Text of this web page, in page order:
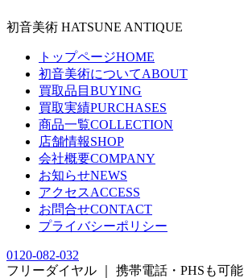
初音美術 HATSUNE ANTIQUE
トップページHOME
初音美術についてABOUT
買取品目 BUYING
買取実績PURCHASES
商品一覧COLLECTION
店舗情報SHOP
会社概要COMPANY
お知らせNEWS
アクセスACCESS
お問合せCONTACT
プライバシーポリシー
0120-082-032
フリーダイヤル ｜ 携帯電話・PHSも可能